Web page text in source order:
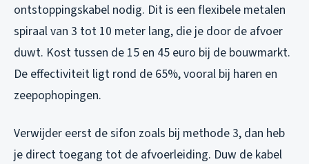
ontstoppingskabel nodig. Dit is een flexibele metalen
spiraal van 3 tot 10 meter lang, die je door de afvoer
duwt. Kost tussen de 15 en 45 euro bij de bouwmarkt.
De effectiviteit ligt rond de 65%, vooral bij haren en
zeepophopingen.
Verwijder eerst de sifon zoals bij methode 3, dan heb
je direct toegang tot de afvoerleiding. Duw de kabel